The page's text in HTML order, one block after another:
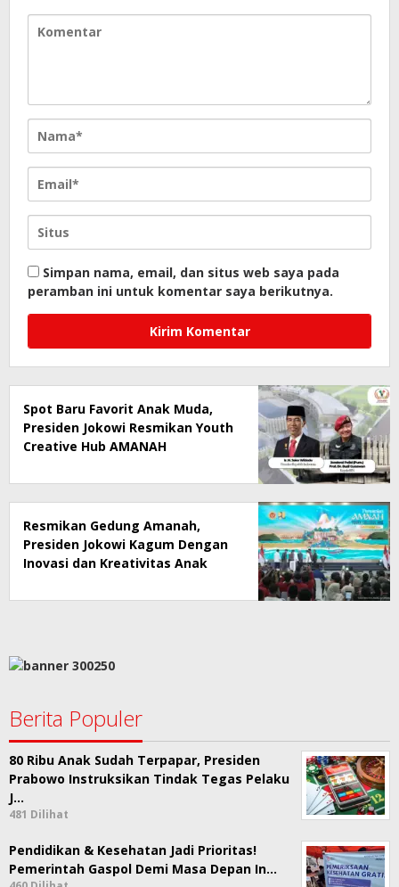
Simpan nama, email, dan situs web saya pada
peramban ini untuk komentar saya berikutnya.
Spot Baru Favorit Anak Muda,
Presiden Jokowi Resmikan Youth
Creative Hub AMANAH
Resmikan Gedung Amanah,
Presiden Jokowi Kagum Dengan
Inovasi dan Kreativitas Anak
Berita Populer
80 Ribu Anak Sudah Terpapar, Presiden
Prabowo Instruksikan Tindak Tegas Pelaku
J…
481 Dilihat
Pendidikan & Kesehatan Jadi Prioritas!
Pemerintah Gaspol Demi Masa Depan In…